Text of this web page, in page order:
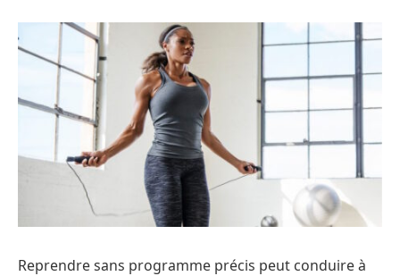
Reprendre sans programme précis peut conduire à